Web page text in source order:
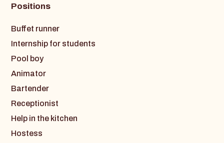
Positions
Buffet runner
Internship for students
Pool boy
Animator
Bartender
Receptionist
Help in the kitchen
Hostess